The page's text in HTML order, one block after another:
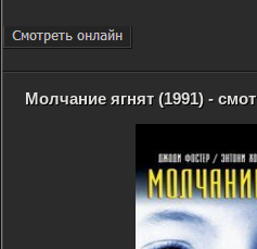
Молчание ягнят (1991) -